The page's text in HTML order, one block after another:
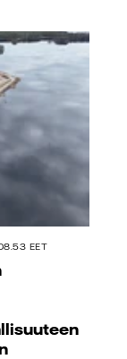
EET